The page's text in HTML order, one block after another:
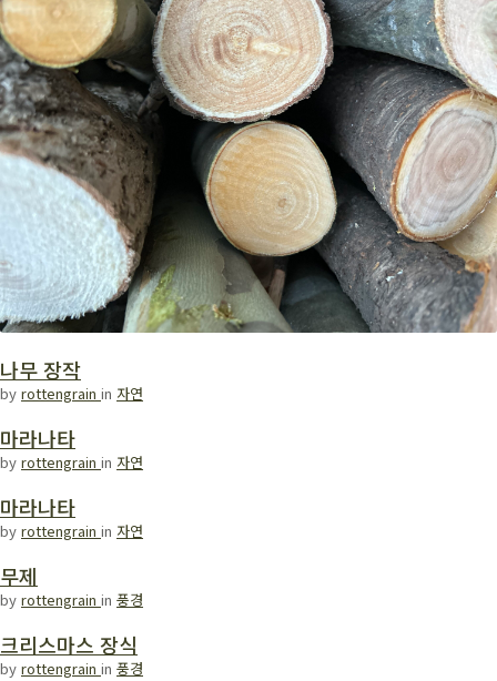
나무 장작
by rottengrain in 자연
마라나타
by rottengrain in 자연
마라나타
by rottengrain in 자연
무제
by rottengrain in 풍경
크리스마스 장식
by rottengrain in 풍경